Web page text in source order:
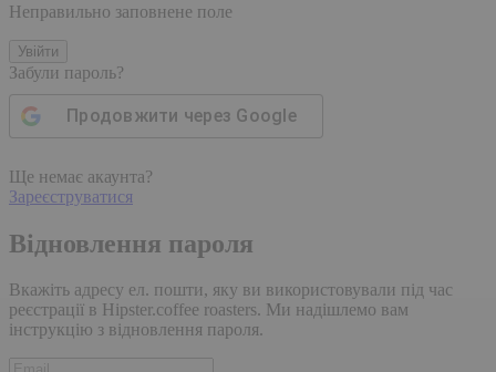
Неправильно заповнене поле
Увійти
Забули пароль?
Продовжити через Google
Ще немає акаунта?
Зареєструватися
Відновлення пароля
Вкажіть адресу ел. пошти, яку ви використовували під час
реєстрації в Hipster.coffee roasters. Ми надішлемо вам
інструкцію з відновлення пароля.